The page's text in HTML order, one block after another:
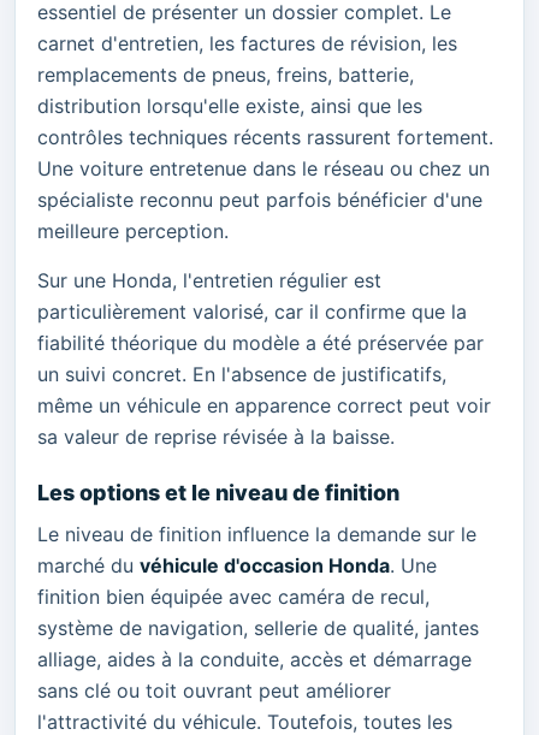
essentiel de présenter un dossier complet. Le
carnet d'entretien, les factures de révision, les
remplacements de pneus, freins, batterie,
distribution lorsqu'elle existe, ainsi que les
contrôles techniques récents rassurent fortement.
Une voiture entretenue dans le réseau ou chez un
spécialiste reconnu peut parfois bénéficier d'une
meilleure perception.
Sur une Honda, l'entretien régulier est
particulièrement valorisé, car il confirme que la
fiabilité théorique du modèle a été préservée par
un suivi concret. En l'absence de justificatifs,
même un véhicule en apparence correct peut voir
sa valeur de reprise révisée à la baisse.
Les options et le niveau de finition
Le niveau de finition influence la demande sur le
marché du véhicule d'occasion Honda. Une
finition bien équipée avec caméra de recul,
système de navigation, sellerie de qualité, jantes
alliage, aides à la conduite, accès et démarrage
sans clé ou toit ouvrant peut améliorer
l'attractivité du véhicule. Toutefois, toutes les